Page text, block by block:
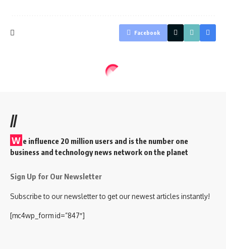
Facebook
//
W e influence 20 million users and is the number one
business and technology news network on the planet
Sign Up for Our Newsletter
Subscribe to our newsletter to get our newest articles instantly!
[mc4wp_form id=”847″]